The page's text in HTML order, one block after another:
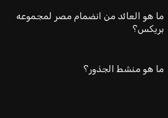
ما هو العائد من انضمام مصر لمجموعه
بريكس؟
ما هو منشط الجذور؟